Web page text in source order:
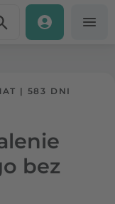
| 583 DNI
bez